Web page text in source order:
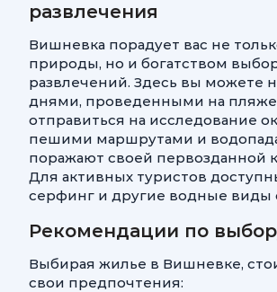
развлечения
Вишневка порадует вас не
природы, но и богатством
развлечений. Здесь вы можете
днями, проведенными на
отправиться на исследование
пешими маршрутами и
поражают своей первозданной
Для активных туристов
серфинг и другие водные виды
Рекомендации по
Выбирая жилье в Вишневке,
свои предпочтения: